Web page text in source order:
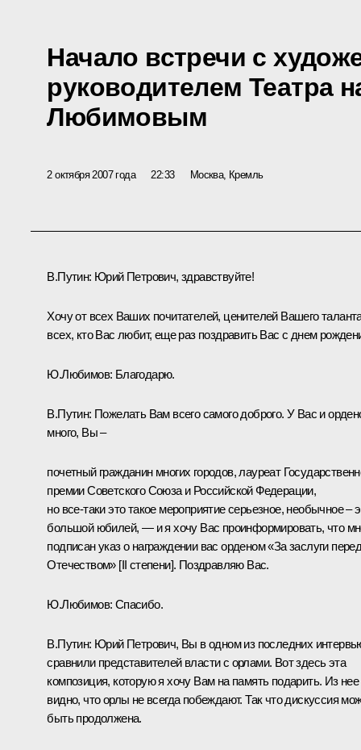
Начало встречи с
руководителем Театра
Любимовым
2 октября 2007 года 22:33 Москва, Кремль
В.Путин: Юрий Петрович, здравствуйте!
Хочу от всех Ваших почитателей, ценителей Вашего
всех, кто Вас любит, еще раз поздравить Вас с днем
Ю.Любимов: Благодарю.
В.Путин: Пожелать Вам всего самого доброго. У Вас и
много, Вы –
почетный гражданин многих городов, лауреат
премии Советского Союза и Российской Федерации,
но все‑таки это такое мероприятие серьезное, необычное –
большой юбилей, — и я хочу Вас проинформировать, что
подписан указ о награждении вас орденом «За заслуги
Отечеством» [II степени]. Поздравляю Вас.
Ю.Любимов: Спасибо.
В.Путин: Юрий Петрович, Вы в одном из последних
сравнили представителей власти с орлами. Вот здесь эта
композиция, которую я хочу Вам на память подарить. Из нее
видно, что орлы не всегда побеждают. Так что дискуссия
быть продолжена.